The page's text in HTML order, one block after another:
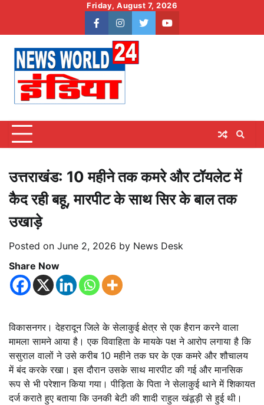
content
Friday, August 7, 2026
facebookinstagram
twitteryoutube
उत्तराखंड: 10 महीने तक कमरे और टॉयलेट में
कैद रही बहू, मारपीट के साथ सिर के बाल तक
उखाड़े
Posted on June 2, 2026 by News Desk
Share Now
विकासनगर। देहरादून जिले के सेलाकुई क्षेत्र से एक हैरान करने वाला
मामला सामने आया है। एक विवाहिता के मायके पक्ष ने आरोप लगाया है कि
ससुराल वालों ने उसे करीब 10 महीने तक घर के एक कमरे और शौचालय
में बंद करके रखा। इस दौरान उसके साथ मारपीट की गई और मानसिक
रूप से भी परेशान किया गया। पीड़िता के पिता ने सेलाकुई थाने में शिकायत
दर्ज कराते हुए बताया कि उनकी बेटी की शादी राहुल खंडूड़ी से हुई थी।